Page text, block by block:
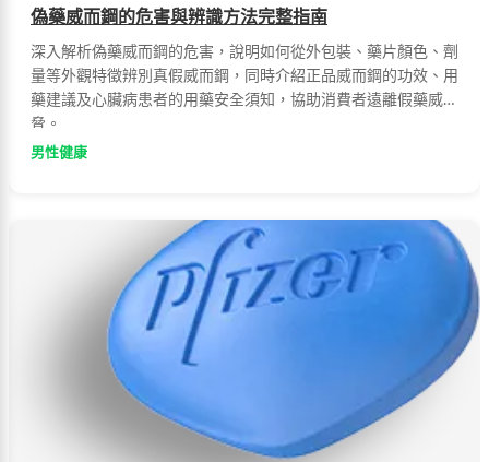
偽藥威而鋼的危害與辨識方法完整指南
深入解析偽藥威而鋼的危害，說明如何從外包裝、藥片顏色、劑
量等外觀特徵辨別真假威而鋼，同時介紹正品威而鋼的功效、用
藥建議及心臟病患者的用藥安全須知，協助消費者遠離假藥威
脅。
男性健康